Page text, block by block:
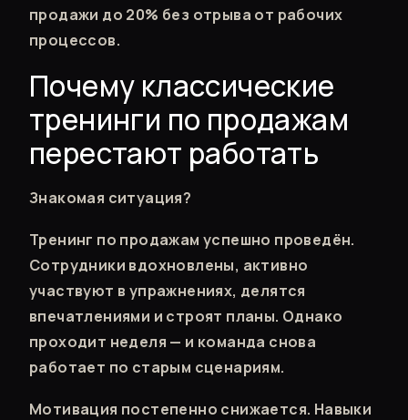
продажи до 20% без отрыва от рабочих
процессов.
Почему классические
тренинги по продажам
перестают работать
Знакомая ситуация?
Тренинг по продажам успешно проведён.
Сотрудники вдохновлены, активно
участвуют в упражнениях, делятся
впечатлениями и строят планы. Однако
проходит неделя — и команда снова
работает по старым сценариям.
Мотивация постепенно снижается. Навыки